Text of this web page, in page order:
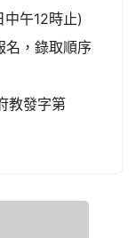
午12時止)
名，錄取順序
教發字第